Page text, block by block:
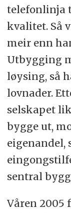
telefonlinja
kvalitet. Så
meir enn
Utbygging
løysing, så
lovnader.
selskapet
bygge ut,
eigenandel,
sentral
Våren 2005